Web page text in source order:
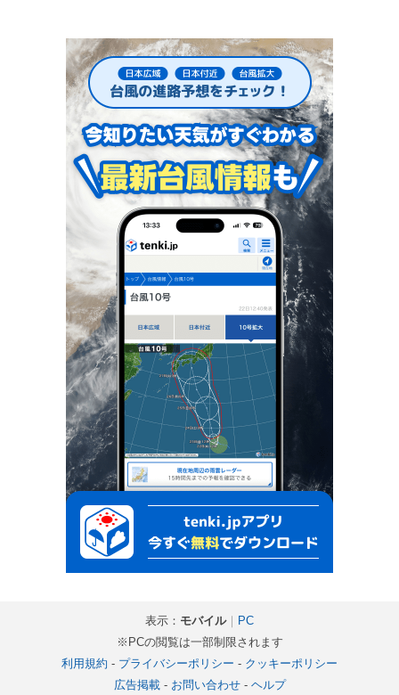
表示： モバイル｜ PC
※PCの閲覧は一部制限されます
利用規約 - プライバシーポリシー - クッキーポリシー
広告掲載- お問い合わせ- ヘルプ